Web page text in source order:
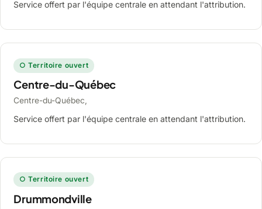
Service offert par l'équipe centrale en attendant l'attribution.
○ Territoire ouvert
Centre-du-Québec
Centre-du-Québec,
Service offert par l'équipe centrale en attendant l'attribution.
○ Territoire ouvert
Drummondville